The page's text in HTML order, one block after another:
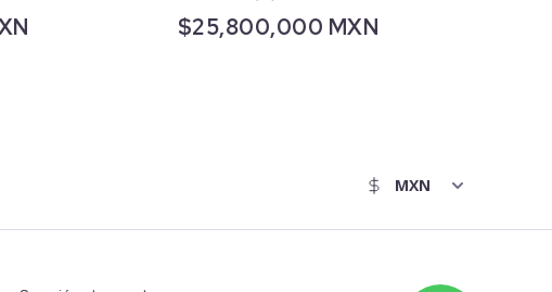
$25,800,000 MXN